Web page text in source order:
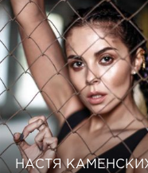
НАСТЯ